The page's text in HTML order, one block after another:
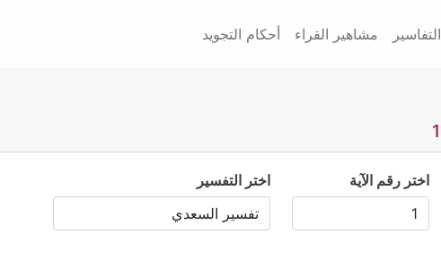
التفاسير مشاهير القراء أحكام التجويد
اختر رقم الآية اختر التفسير